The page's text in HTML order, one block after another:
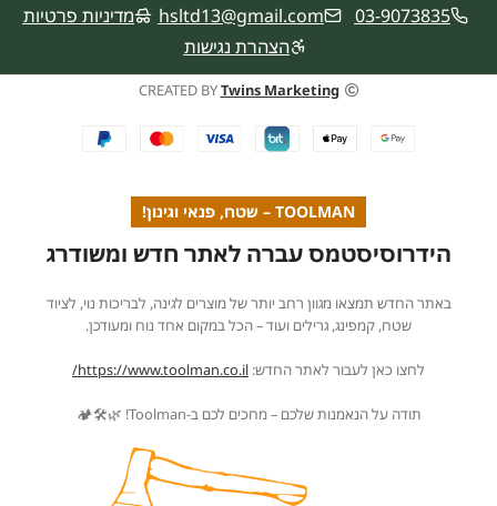
03-9073835
hsltd13@gmail.com
מדיניות פרטיות
הצהרת נגישות
CREATED BYTwins Marketing
TOOLMAN – שטח, פנאי וגינון!
הידרוסיסטמס עברה לאתר חדש ומשודרג
באתר החדש תמצאו מגוון רחב יותר של מוצרים לגינה, לבריכות נוי, לציוד
שטח, קמפינג, גרילים ועוד – הכל במקום אחד נוח ומעודכן.
לחצו כאן לעבור לאתר החדש: https://www.toolman.co.il/
תודה על הנאמנות שלכם – מחכים לכם ב-Toolman! 🌿🛠️🏕️